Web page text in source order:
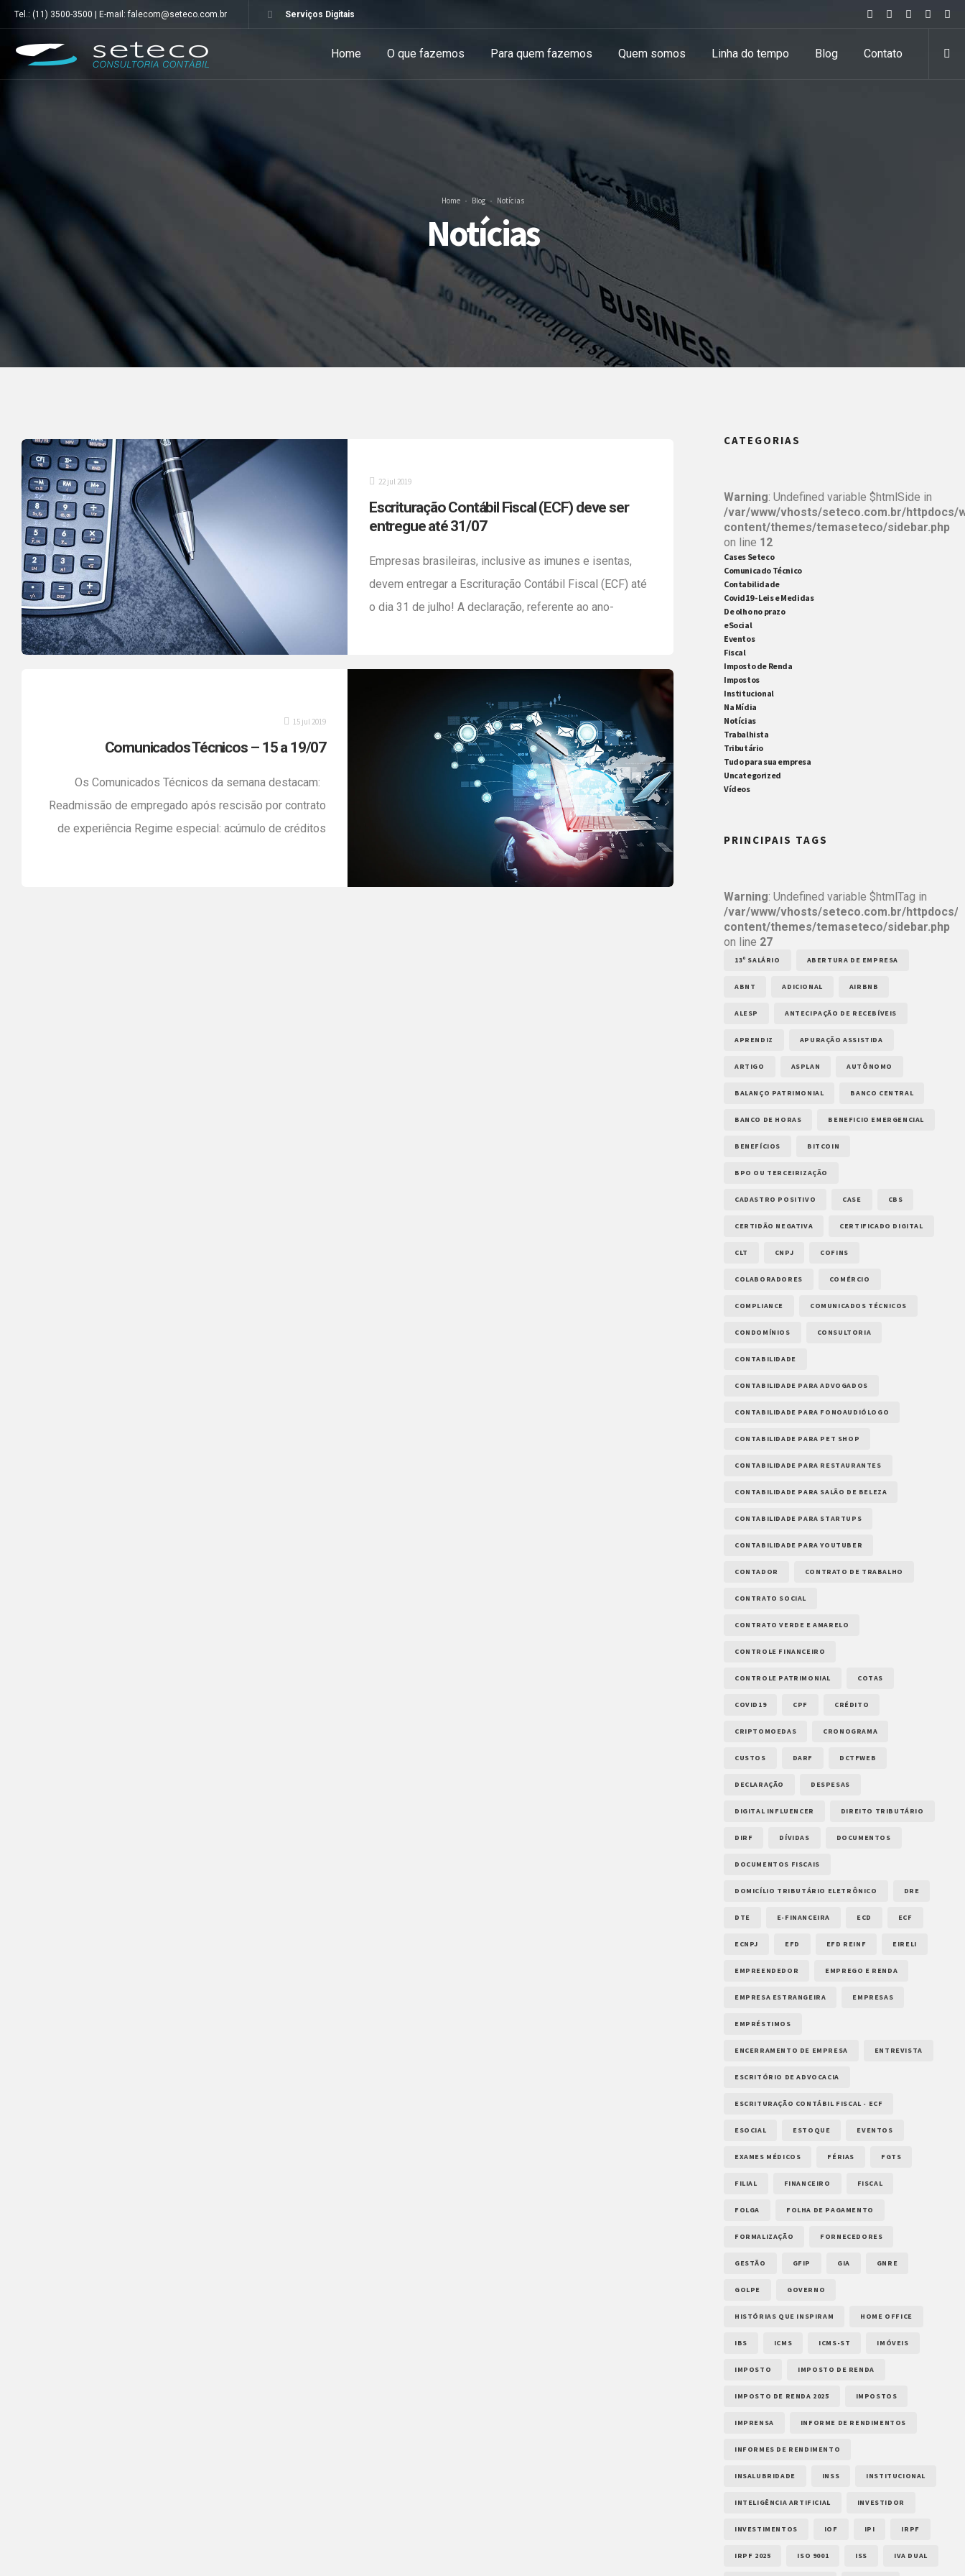
Tel.: (11) 3500-3500 | E-mail: falecom@seteco.com.br Serviços Digitais
Home O que fazemos Para quem fazemos Quem somos Linha do tempo Blog Contato
Home Blog Notícias
Notícias
22 jul 2019
Escrituração Contábil Fiscal (ECF) deve ser
entregue até 31/07
Empresas brasileiras, inclusive as imunes e isentas,
devem entregar a Escrituração Contábil Fiscal (ECF) até
o dia 31 de julho! A declaração, referente ao ano-
o Lucro Líquido (CSLL). Fale […]
15 jul 2019
Comunicados Técnicos – 15 a 19/07
Os Comunicados Técnicos da semana destacam:
Readmissão de empregado após rescisão por contrato
de experiência Regime especial: acúmulo de créditos
CATEGORIAS
Warning: Undefined variable $htmlSide in
/var/www/vhosts/seteco.com.br/httpdocs/
content/themes/temaseteco/sidebar.php
on line 12
Cases Seteco
Comunicado Técnico
Contabilidade
Covid19 - Leis e Medidas
De olho no prazo
eSocial
Eventos
Fiscal
Imposto de Renda
Impostos
Institucional
Na Mídia
Notícias
Trabalhista
Tributário
Tudo para sua empresa
Uncategorized
Vídeos
PRINCIPAIS TAGS
Warning: Undefined variable $htmlTag in
/var/www/vhosts/seteco.com.br/httpdocs/
content/themes/temaseteco/sidebar.php
on line 27
13º SALÁRIO ABERTURA DE EMPRESA
ABNT ADICIONAL AIRBNB
ALESP ANTECIPAÇÃO DE RECEBÍVEIS
APRENDIZ APURAÇÃO ASSISTIDA
ARTIGO ASPLAN AUTÔNOMO
BALANÇO PATRIMONIAL BANCO CENTRAL
BANCO DE HORAS BENEFICIO EMERGENCIAL
BENEFÍCIOS BITCOIN
BPO OU TERCEIRIZAÇÃO
CADASTRO POSITIVO CASE CBS
CERTIDÃO NEGATIVA CERTIFICADO DIGITAL
CLT CNPJ COFINS
COLABORADORES COMÉRCIO
COMPLIANCE COMUNICADOS TÉCNICOS
CONDOMÍNIOS CONSULTORIA
CONTABILIDADE
CONTABILIDADE PARA ADVOGADOS
CONTABILIDADE PARA FONOAUDIÓLOGO
CONTABILIDADE PARA PET SHOP
CONTABILIDADE PARA RESTAURANTES
CONTABILIDADE PARA SALÃO DE BELEZA
CONTABILIDADE PARA STARTUPS
CONTABILIDADE PARA YOUTUBER
CONTADOR CONTRATO DE TRABALHO
CONTRATO SOCIAL
CONTRATO VERDE E AMARELO
CONTROLE FINANCEIRO
CONTROLE PATRIMONIAL COTAS
COVID19 CPF CRÉDITO
CRIPTOMOEDAS CRONOGRAMA
CUSTOS DARF DCTFWEB
DECLARAÇÃO DESPESAS
DIGITAL INFLUENCER DIREITO TRIBUTÁRIO
DIRF DÍVIDAS DOCUMENTOS
DOCUMENTOS FISCAIS
DOMICÍLIO TRIBUTÁRIO ELETRÔNICO DRE
DTE E-FINANCEIRA ECD ECF
ECNPJ EFD EFD REINF EIRELI
EMPREENDEDOR EMPREGO E RENDA
EMPRESA ESTRANGEIRA EMPRESAS
EMPRÉSTIMOS
ENCERRAMENTO DE EMPRESA ENTREVISTA
ESCRITÓRIO DE ADVOCACIA
ESCRITURAÇÃO CONTÁBIL FISCAL - ECF
ESOCIAL ESTOQUE EVENTOS
EXAMES MÉDICOS FÉRIAS FGTS
FILIAL FINANCEIRO FISCAL
FOLGA FOLHA DE PAGAMENTO
FORMALIZAÇÃO FORNECEDORES
GESTÃO GFIP GIA GNRE
GOLPE GOVERNO
HISTÓRIAS QUE INSPIRAM HOME OFFICE
IBS ICMS ICMS-ST IMÓVEIS
IMPOSTO IMPOSTO DE RENDA
IMPOSTO DE RENDA 2025 IMPOSTOS
IMPRENSA INFORME DE RENDIMENTOS
INFORMES DE RENDIMENTO
INSALUBRIDADE INSS INSTITUCIONAL
INTELIGÊNCIA ARTIFICIAL INVESTIDOR
INVESTIMENTOS IOF IPI IRPF
IRPF 2025 ISO 9001 ISS IVA DUAL